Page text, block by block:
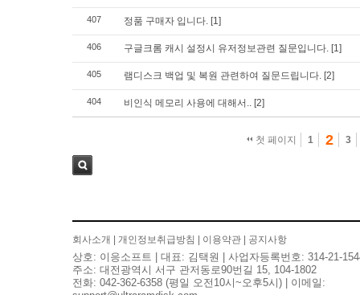
407 정품 구매자 입니다. [1]
406 구글크롬 캐시 설정시 유저정보관련 질문입니다. [1]
405 램디스크 백업 및 복원 관련하여 질문드립니다. [2]
404 비인식 메모리 사용에 대해서.. [2]
첫 페이지 1 2 3
회사소개 개인정보취급방침 이용약관 공지사항
상호: 이응소프트 | 대표: 김택원 | 사업자등록번호: 314-21-
주소: 대전광역시 서구 관저동로90번길 15, 104-1802
전화: 042-362-6358 (평일 오전10시~오후5시) | 이메일: